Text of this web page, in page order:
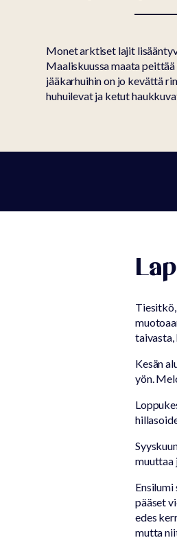
Monet arktiset lajit
Maaliskuussa maata
jääkarhuihin on jo kevättä
huhuilevat ja ketut
Tiesitkö,
taivasta,
Kesän
yön.
muuttaa
pääset
edes
mutta